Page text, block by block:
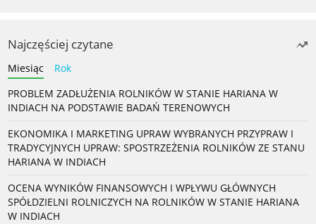
Najczęściej czytane
Miesiąc
Rok
PROBLEM ZADŁUŻENIA ROLNIKÓW W STANIE HARIANA W
INDIACH NA PODSTAWIE BADAŃ TERENOWYCH
EKONOMIKA I MARKETING UPRAW WYBRANYCH PRZYPRAW I
TRADYCYJNYCH UPRAW: SPOSTRZEŻENIA ROLNIKÓW ZE STANU
HARIANA W INDIACH
OCENA WYNIKÓW FINANSOWYCH I WPŁYWU GŁÓWNYCH
SPÓŁDZIELNI ROLNICZYCH NA ROLNIKÓW W STANIE HARIANA
W INDIACH